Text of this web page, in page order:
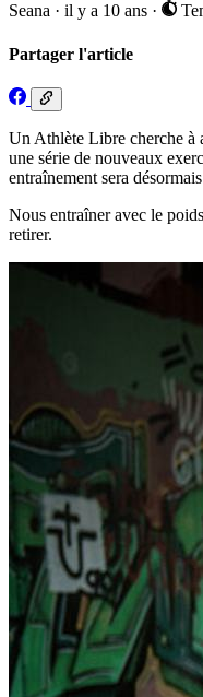
Seana · il y a 10 ans ·
Partager l'article
Un Athlète Libre cherche à
une série de nouveaux
entraînement sera
Nous entraîner avec le
retirer.